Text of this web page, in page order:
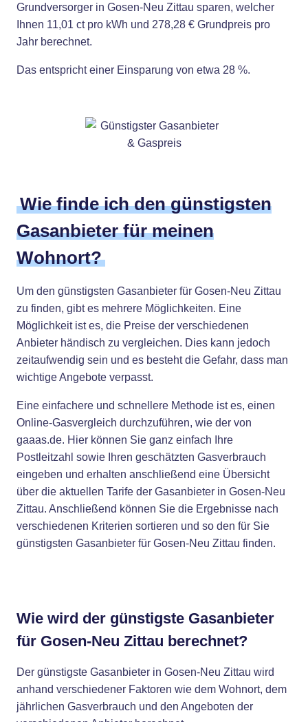
Grundversorger in Gosen-Neu Zittau sparen, welcher
Ihnen 11,01 ct pro kWh und 278,28 € Grundpreis pro
Jahr berechnet.
Das entspricht einer Einsparung von etwa 28 %.
Wie finde ich den günstigsten
Gasanbieter für meinen
Wohnort?
Um den günstigsten Gasanbieter für Gosen-Neu Zittau
zu finden, gibt es mehrere Möglichkeiten. Eine
Möglichkeit ist es, die Preise der verschiedenen
Anbieter händisch zu vergleichen. Dies kann jedoch
zeitaufwendig sein und es besteht die Gefahr, dass man
wichtige Angebote verpasst.
Eine einfachere und schnellere Methode ist es, einen
Online-Gasvergleich durchzuführen, wie der von
gaaas.de. Hier können Sie ganz einfach Ihre
Postleitzahl sowie Ihren geschätzten Gasverbrauch
eingeben und erhalten anschließend eine Übersicht
über die aktuellen Tarife der Gasanbieter in Gosen-Neu
Zittau. Anschließend können Sie die Ergebnisse nach
verschiedenen Kriterien sortieren und so den für Sie
günstigsten Gasanbieter für Gosen-Neu Zittau finden.
Wie wird der günstigste Gasanbieter
für Gosen-Neu Zittau berechnet?
Der günstigste Gasanbieter in Gosen-Neu Zittau wird
anhand verschiedener Faktoren wie dem Wohnort, dem
jährlichen Gasverbrauch und den Angeboten der